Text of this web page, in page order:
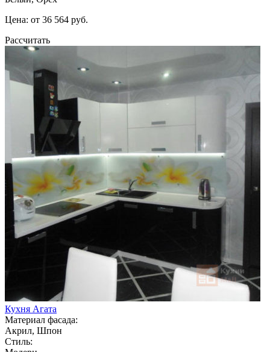
Цена: от 36 564 руб.
Рассчитать
Кухня Агата
Материал фасада:
Акрил, Шпон
Стиль: